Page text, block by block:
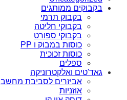
בקבוקים ממותגים
בקבוק תרמי
בקבוקי חליטה
בקבוקי ספורט
כוסות במבוק ו PP
כוסות זכוכית
ספלים
גאד'טים ואלקטרוניקה
אביזרים לסביבת מחשב
אוזניות